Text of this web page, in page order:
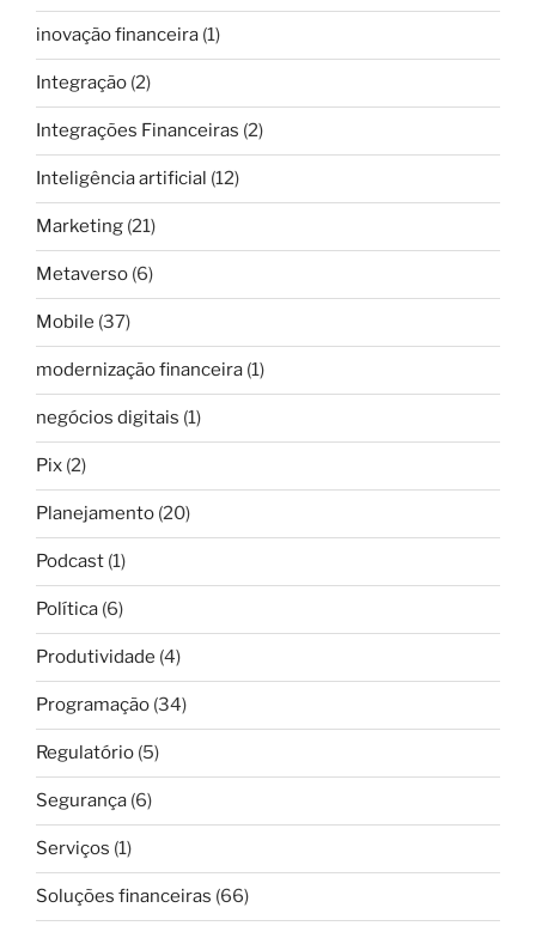
inovação financeira (1)
Integração (2)
Integrações Financeiras (2)
Inteligência artificial (12)
Marketing (21)
Metaverso (6)
Mobile (37)
modernização financeira (1)
negócios digitais (1)
Pix (2)
Planejamento (20)
Podcast (1)
Política (6)
Produtividade (4)
Programação (34)
Regulatório (5)
Segurança (6)
Serviços (1)
Soluções financeiras (66)